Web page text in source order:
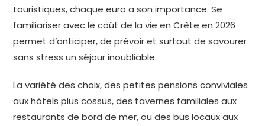
touristiques, chaque euro a son importance. Se
familiariser avec le coût de la vie en Crète en 2026
permet d’anticiper, de prévoir et surtout de savourer
sans stress un séjour inoubliable.
La variété des choix, des petites pensions conviviales
aux hôtels plus cossus, des tavernes familiales aux
restaurants de bord de mer, ou des bus locaux aux